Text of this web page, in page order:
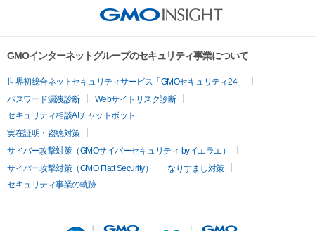
GMOインターネットグループのセキュリティ事業について
世界初総合ネットセキュリティサービス「GMOセキュリティ24」
パスワード漏洩診断
Webサイトリスク診断
セキュリティ相談AIチャットボット
実在証明・盗聴対策
サイバー攻撃対策（GMOサイバーセキュリティ byイエラエ）
サイバー攻撃対策（GMO Flatt Security）
なりすまし対策
セキュリティ事業の軌跡